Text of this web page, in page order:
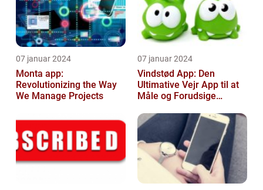
07 januar 2024
Monta app:
Revolutionizing the Way
We Manage Projects
07 januar 2024
Vindstød App: Den
Ultimative Vejr App til at
Måle og Forudsige